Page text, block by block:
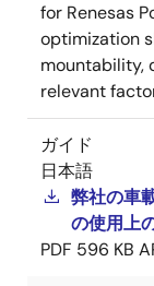
for Renesas
optimization
mountability,
relevant
ガイド
日本語
弊社の車
の使用上
PDF 596 KB